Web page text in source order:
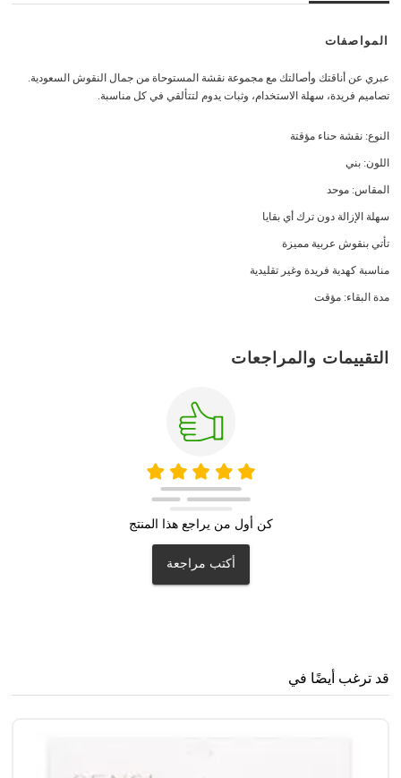
المواصفات
عبري عن أناقتك وأصالتك مع مجموعة نقشة المستوحاة من جمال النقوش السعودية.
تصاميم فريدة، سهلة الاستخدام، وثبات يدوم لتتألقي في كل مناسبة.
النوع: نقشة حناء مؤقتة
اللون: بني
المقاس: موحد
سهلة الإزالة دون ترك أي بقايا
تأتي بنقوش عربية مميزة
مناسبة كهدية فريدة وغير تقليدية
مدة البقاء: مؤقت
التقييمات والمراجعات
كن أول من يراجع هذا المنتج
أكتب مراجعة
قد ترغب أيضًا في